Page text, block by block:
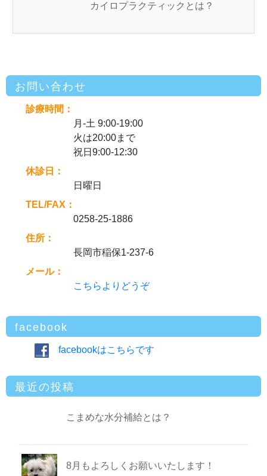
カイロプラクティックとは？
お問い合わせ
診療時間：
月-土 9:00-19:00
火は20:00まで
祝日9:00-12:30
休診日：
日曜日
TEL/FAX：
0258-25-1886
住所：
長岡市稲保1-237-6
メール：
こちらよりどうぞ
facebook
facebookはこちらです
最近の投稿
こまめな水分補給とは？
8月もよろしくお願いいたします！